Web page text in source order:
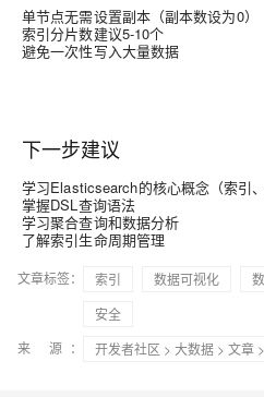
单节点无需设置副本（副本数设为0）
索引分片数建议5-10个
避免一次性写入大量数据
下一步建议
学习Elasticsearch的核心概念（索引
掌握DSL查询语法
学习聚合查询和数据分析
了解索引生命周期管理
文章标签： 索引 数据可视化
安全
来 源：
开发者社区 > 大数据 > 文章